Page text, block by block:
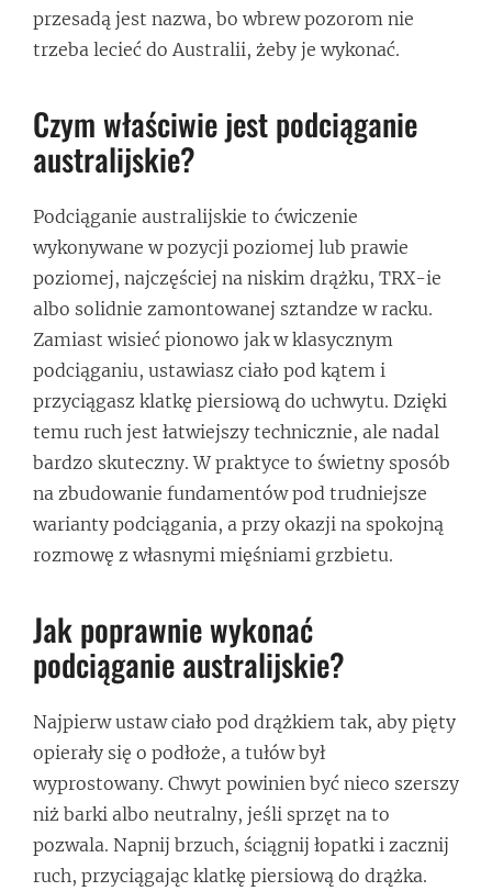
przesadą jest nazwa, bo wbrew pozorom nie
trzeba lecieć do Australii, żeby je wykonać.
Czym właściwie jest podciąganie
australijskie?
Podciąganie australijskie to ćwiczenie
wykonywane w pozycji poziomej lub prawie
poziomej, najczęściej na niskim drążku, TRX-ie
albo solidnie zamontowanej sztandze w racku.
Zamiast wisieć pionowo jak w klasycznym
podciąganiu, ustawiasz ciało pod kątem i
przyciągasz klatkę piersiową do uchwytu. Dzięki
temu ruch jest łatwiejszy technicznie, ale nadal
bardzo skuteczny. W praktyce to świetny sposób
na zbudowanie fundamentów pod trudniejsze
warianty podciągania, a przy okazji na spokojną
rozmowę z własnymi mięśniami grzbietu.
Jak poprawnie wykonać
podciąganie australijskie?
Najpierw ustaw ciało pod drążkiem tak, aby pięty
opierały się o podłoże, a tułów był
wyprostowany. Chwyt powinien być nieco szerszy
niż barki albo neutralny, jeśli sprzęt na to
pozwala. Napnij brzuch, ściągnij łopatki i zacznij
ruch, przyciągając klatkę piersiową do drążka.